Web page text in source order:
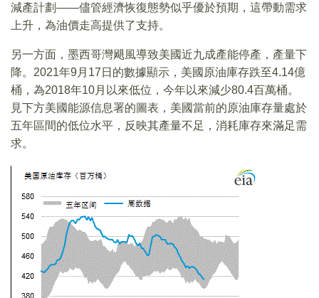
減產計劃——儘管經濟恢復態勢似乎優於預期，這帶動需求
上升，為油價走高提供了支持。
另一方面，墨西哥灣飓風導致美國近九成產能停產，產量下
降。2021年9月17日的數據顯示，美國原油庫存跌至4.14億
桶，為2018年10月以來低位，今年以來減少80.4百萬桶。
見下方美國能源信息署的圖表，美國當前的原油庫存量處於
五年區間的低位水平，反映其產量不足，消耗庫存來滿足需
求。